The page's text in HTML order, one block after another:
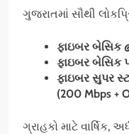
ગુજરાતમાં સૌથી
ફાઇબર બેસિક
ફાઇબર બેસિક
ફાઇબર સુપર
(200 Mbps +
ગ્રાહકો માટે વાર્ષિક,